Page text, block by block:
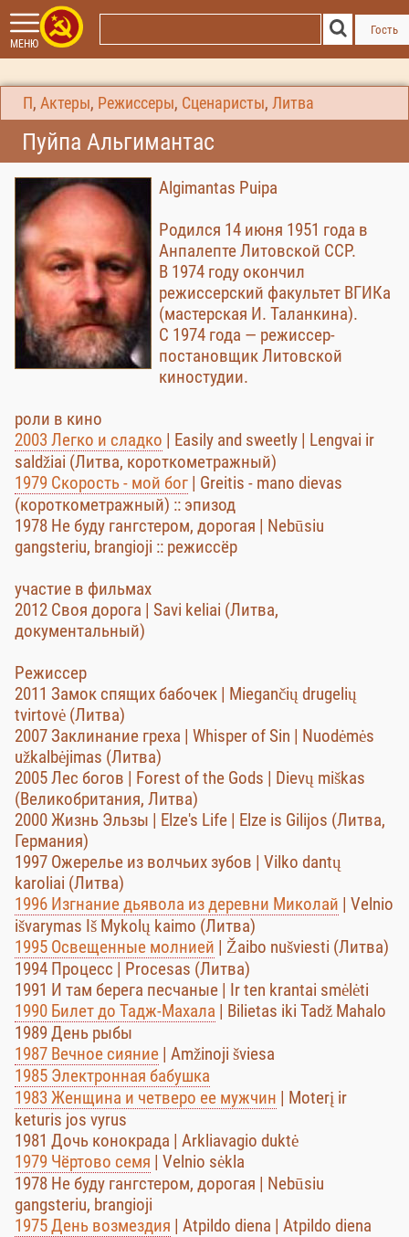
МЕНЮ
Гость
П , Актеры, Режиссеры, Сценаристы, Литва
Пуйпа Альгимантас
Algimantas Puipa
Родился 14 июня 1951 года в
Анпалепте Литовской ССР.
В 1974 году окончил
режиссерский факультет ВГИКа
(мастерская И. Таланкина).
С 1974 года — режиссер-
постановщик Литовской
киностудии.
роли в кино
2003 Легко и сладко | Easily and sweetly | Lengvai ir
saldžiai (Литва, короткометражный)
1979 Скорость - мой бог | Greitis - mano dievas
(короткометражный) :: эпизод
1978 Не буду гангстером, дорогая | Nebūsiu
gangsteriu, brangioji :: режиссёр
участие в фильмах
2012 Своя дорога | Savi keliai (Литва,
документальный)
Режиссер
2011 Замок спящих бабочек | Miegančių drugelių
tvirtovė (Литва)
2007 Заклинание греха | Whisper of Sin | Nuodėmės
užkalbėjimas (Литва)
2005 Лес богов | Forest of the Gods | Dievų miškas
(Великобритания, Литва)
2000 Жизнь Эльзы | Elze's Life | Elze is Gilijos (Литва,
Германия)
1997 Ожерелье из волчьих зубов | Vilko dantų
karoliai (Литва)
1996 Изгнание дьявола из деревни Миколай | Velnio
išvarymas Iš Mykolų kaimo (Литва)
1995 Освещенные молнией | Žaibo nušviesti (Литва)
1994 Процесс | Procesas (Литва)
1991 И там берега песчаные | Ir ten krantai smėlėti
1990 Билет до Тадж-Махала | Bilietas iki Tadž Mahalo
1989 День рыбы
1987 Вечное сияние | Amžinoji šviesa
1985 Электронная бабушка
1983 Женщина и четверо ее мужчин | Moterį ir
keturis jos vyrus
1981 Дочь конокрада | Arkliavagio duktė
1979 Чёртово семя | Velnio sėkla
1978 Не буду гангстером, дорогая | Nebūsiu
gangsteriu, brangioji
1975 День возмездия | Atpildo diena | Atpildo diena